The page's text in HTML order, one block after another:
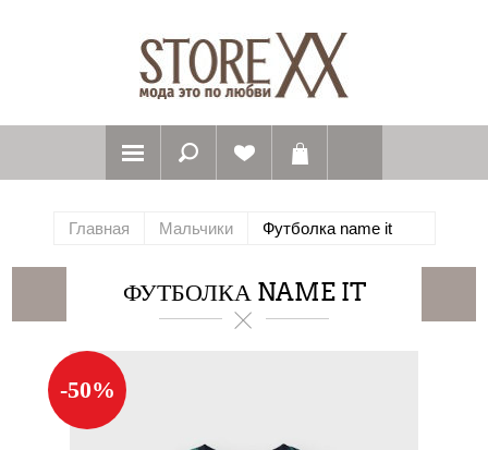
Главная Мальчики Футболка name it
ФУТБОЛКА NAME IT
-50%